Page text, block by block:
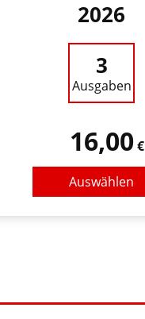
2026
3
Ausgaben
16,00€
Auswählen